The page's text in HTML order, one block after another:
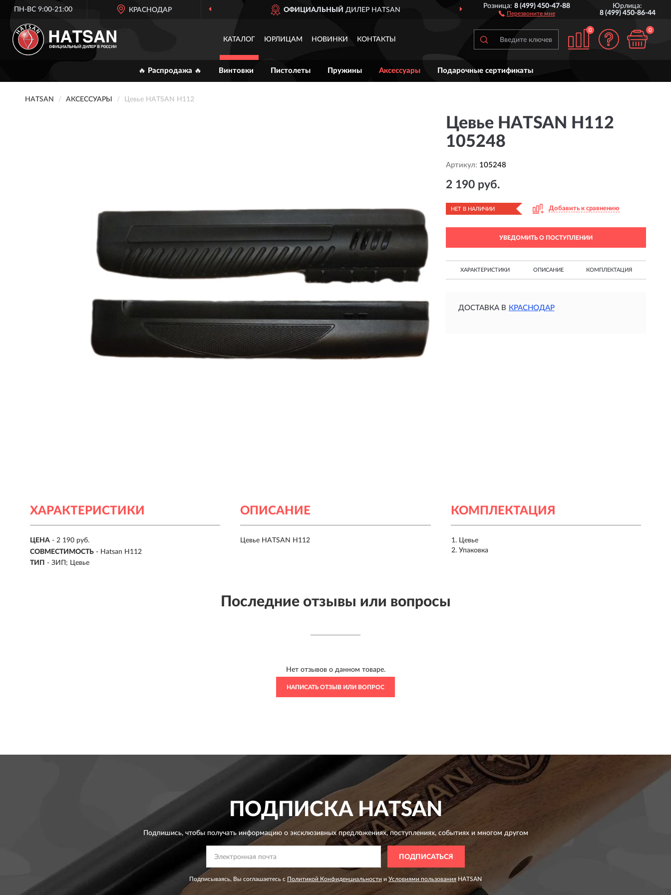
ПН-ВС 9:00-21:00 КРАСНОДАР ОФИЦИАЛЬНЫЙ ДИЛЕР HATSAN ДОСТАВИМ ПО ВСЕЙ РОССИИ
Розница:8 (499) 450-47-88
Перезвоните мне
Юрлица:
8 (499) 450-86-44
КАТАЛОГ ЮРЛИЦАМ НОВИНКИ КОНТАКТЫ
0 0
🔥 Распродажа 🔥 Винтовки Пистолеты Пружины Аксессуары Подарочные сертификаты
HATSAN АКСЕССУАРЫ Цевье HATSAN H112
Цевье HATSAN H112
105248
Артикул: 105248
2 190 руб.
НЕТ В НАЛИЧИИ Добавить к сравнению
УВЕДОМИТЬ О ПОСТУПЛЕНИИ
ХАРАКТЕРИСТИКИ ОПИСАНИЕ КОМПЛЕКТАЦИЯ
ДОСТАВКА В КРАСНОДАР
ХАРАКТЕРИСТИКИ
ЦЕНА - 2 190 руб.
СОВМЕСТИМОСТЬ - Hatsan H112
ТИП - ЗИП; Цевье
КОМПЛЕКТАЦИЯ
Цевье
Упаковка
ОПИСАНИЕ
Цевье HATSAN H112
Последние отзывы или вопросы
Нет отзывов о данном товаре.
НАПИСАТЬ ОТЗЫВ ИЛИ ВОПРОС
ПОДПИСКАHATSAN
Подпишись, чтобы получать информацию о эксклюзивных предложениях,поступлениях, событиях и многом другом
ПОДПИСАТЬСЯ
Подписываясь, Вы соглашаетесь с Политикой Конфиденциальности и Условиями пользования HATSAN